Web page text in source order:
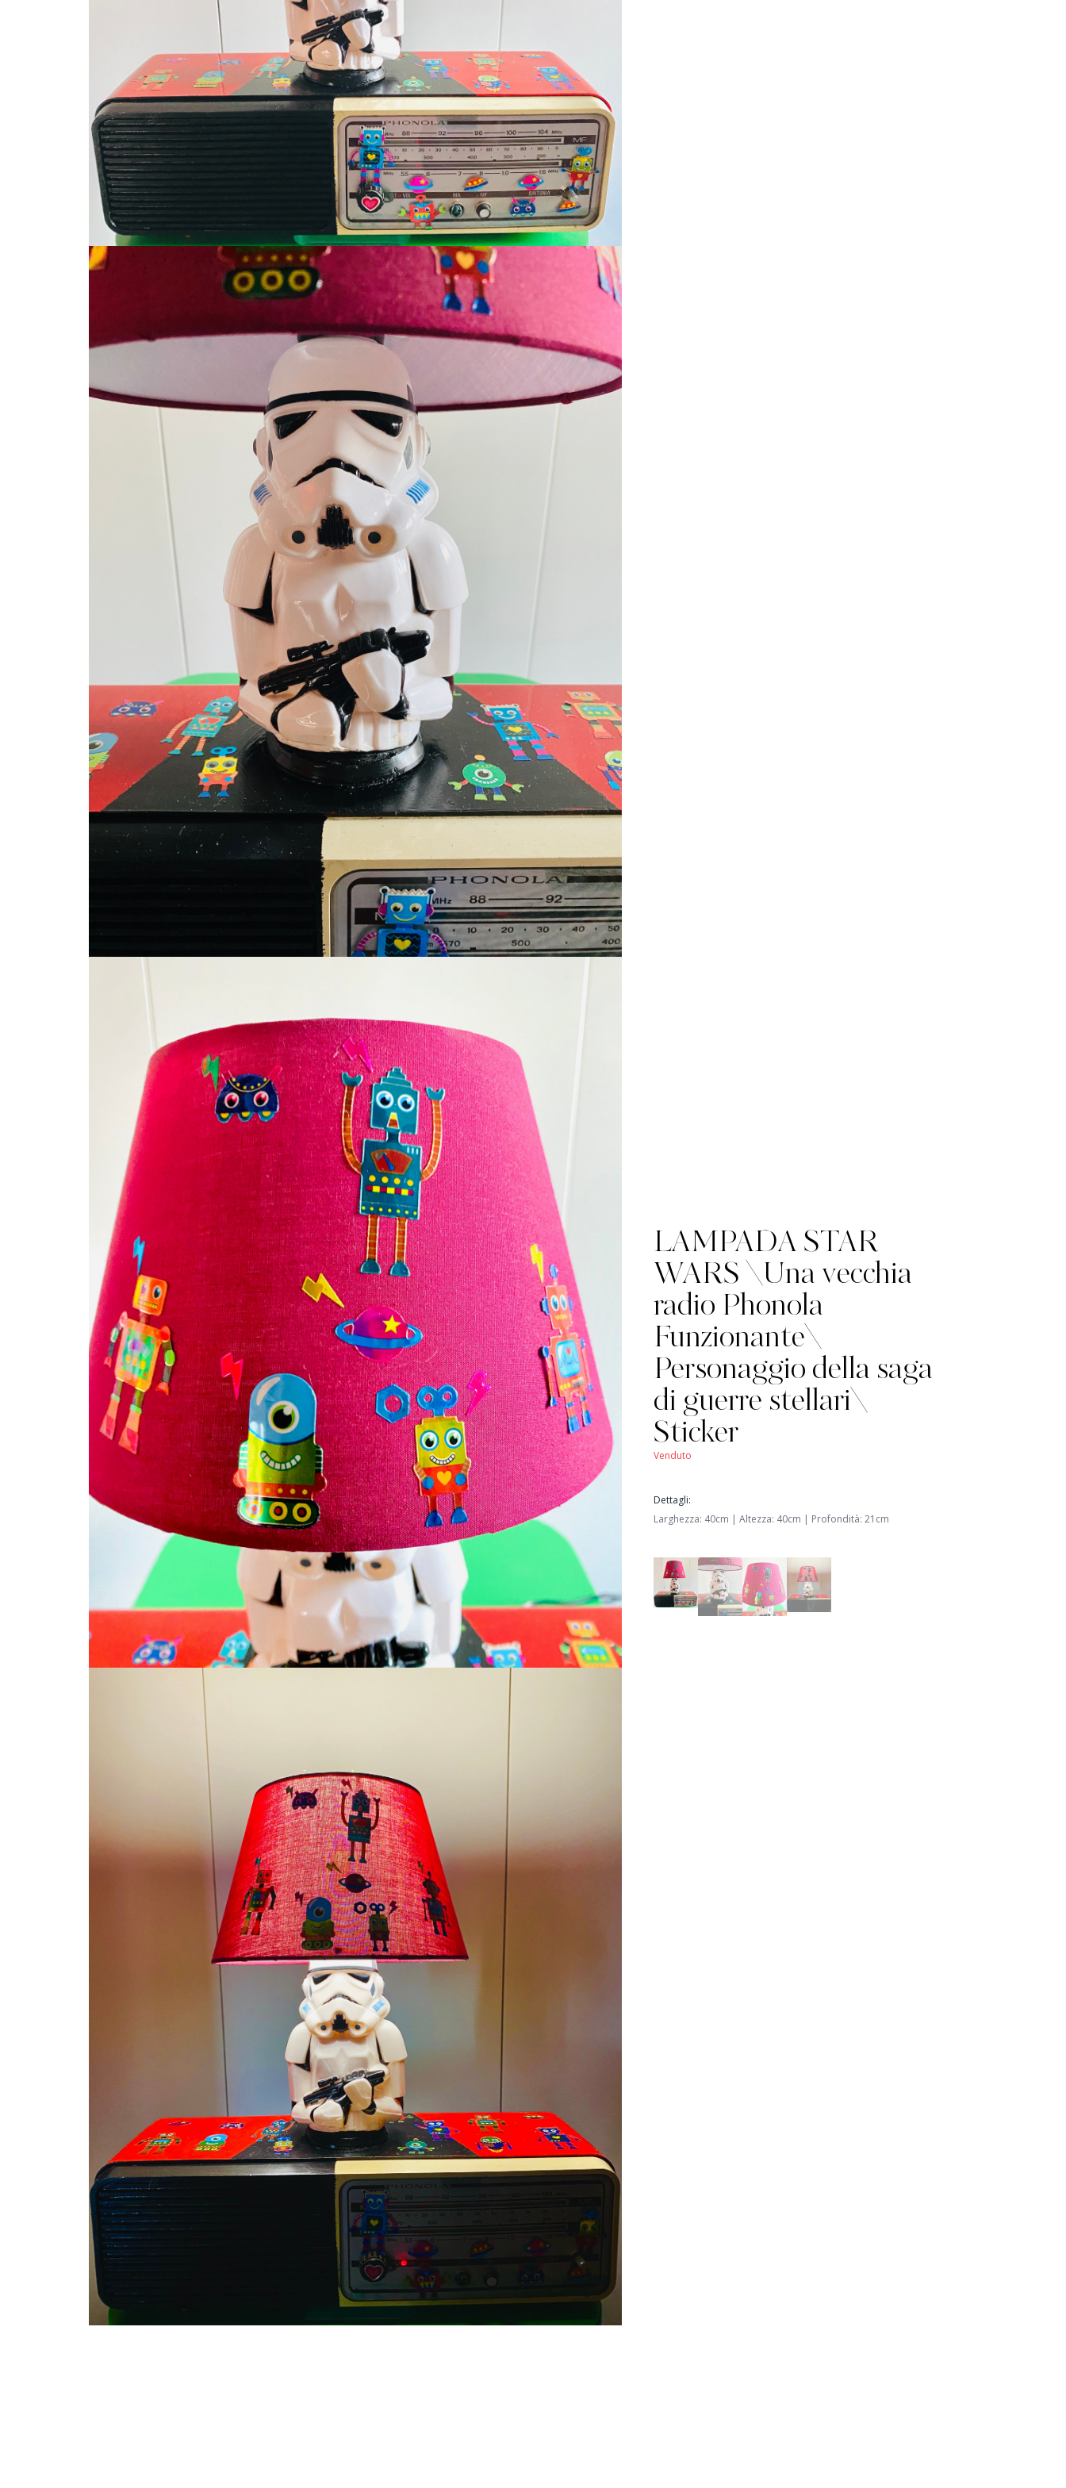
LAMPADA STAR
WARS \Una vecchia
radio Phonola
Funzionante\
Personaggio della saga
di guerre stellari\
Sticker
Venduto
Dettagli:
Larghezza: 40cm | Altezza: 40cm | Profondità: 21 cm